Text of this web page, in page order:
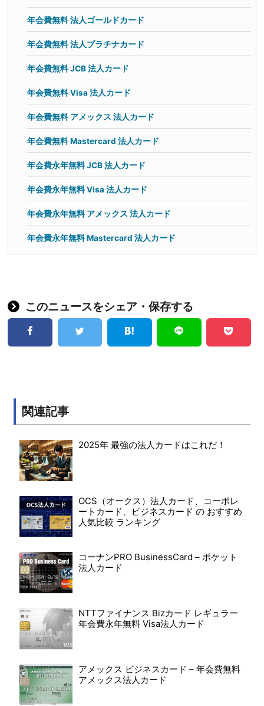
年会費無料 法人ゴールドカード
年会費無料 法人プラチナカード
年会費無料 JCB 法人カード
年会費無料 Visa 法人カード
年会費無料 アメックス 法人カード
年会費無料 Mastercard 法人カード
年会費永年無料 JCB 法人カード
年会費永年無料 Visa 法人カード
年会費永年無料 アメックス 法人カード
年会費永年無料 Mastercard 法人カード
このニュースをシェア・保存する
関連記事
2025年 最強の法人カードはこれだ！
OCS（オークス）法人カード、コーポレ
ートカード、ビジネスカード の おすすめ
人気比較 ランキング
コーナンPRO BusinessCard – ポケット
法人カード
NTTファイナンス Bizカード レギュラー
年会費永年無料 Visa法人カード
アメックス ビジネスカード – 年会費無料
アメックス法人カード